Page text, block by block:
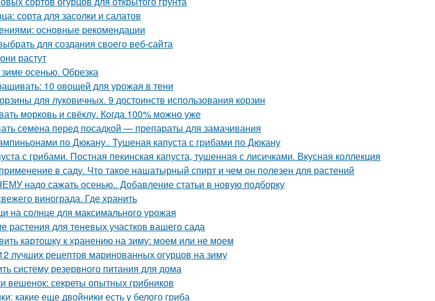
сорта для засолки и салатов
основные рекомендации
для создания своего веб-сайта
растут
зиме осенью. Обрезка
10 овощей для урожая в тени
для луковичных. 9 достоинств использования корзин
морковь и свёклу. Когда 100% можно уже
семена перед посадкой — препараты для замачивания
по Дюкану.. Тушеная капуста с грибами по Дюкану
с грибами. Постная пекинская капуста, тушенная с лисичками. Вкусная коллекция
в саду. Что такое нашатырный спирт и чем он полезен для растений
надо сажать осенью.. Добавление статьи в новую подборку
винограда. Где хранить
на солнце для максимального урожая
растения для теневых участков вашего сада
картошку к хранению на зиму: моем или не моем
лучших рецептов маринованных огурцов на зиму
систему резервного питания для дома
вешенок: секреты опытных грибников
какие еще двойники есть у белого гриба